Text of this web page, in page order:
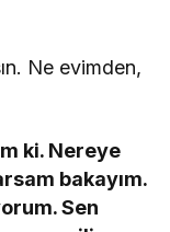
Ne evimden,
ki. Nereye
bakayım.
Sen